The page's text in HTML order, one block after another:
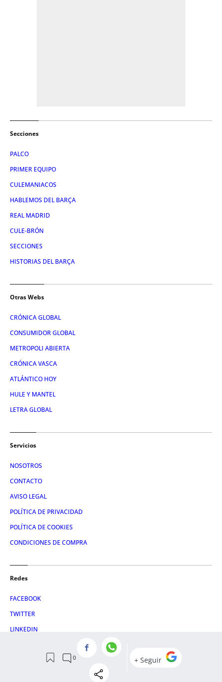
Secciones
PALCO
PRIMER EQUIPO
CULEMANIACOS
HABLEMOS DEL BARÇA
REAL MADRID
CULE-BRÓN
SECCIONES
HISTORIAS DEL BARÇA
Otras Webs
CRÓNICA GLOBAL
CONSUMIDOR GLOBAL
METROPOLI ABIERTA
CRÓNICA VASCA
ATLÁNTICO HOY
HULE Y MANTEL
LETRA GLOBAL
Servicios
NOSOTROS
CONTACTO
AVISO LEGAL
POLÍTICA DE PRIVACIDAD
POLÍTICA DE COOKIES
CONDICIONES DE COMPRA
Redes
FACEBOOK
TWITTER
LINKEDIN
© 2026 Crónica Global Media, SL